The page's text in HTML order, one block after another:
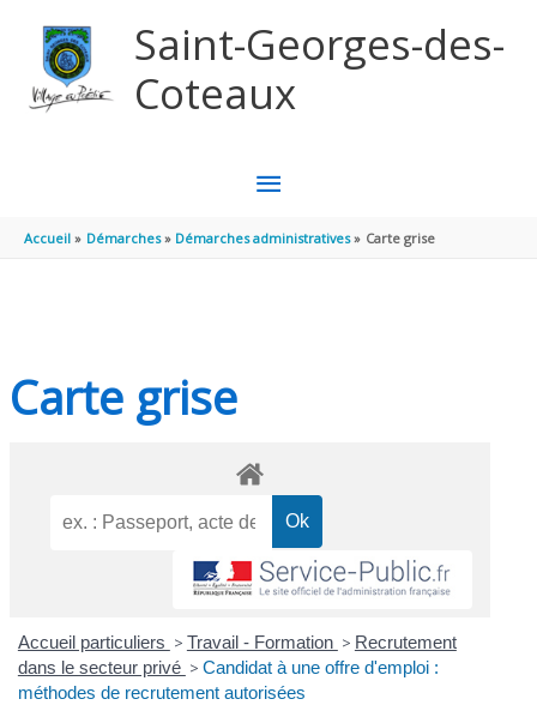
Saint-Georges-des-
Coteaux
MENU
PRINCIPAL
Accueil Démarches Démarches administratives Carte grise
Carte grise
Accueil particuliers > Travail - Formation > Recrutement
dans le secteur privé > Candidat à une offre d'emploi :
méthodes de recrutement autorisées